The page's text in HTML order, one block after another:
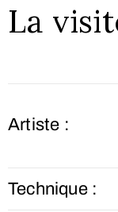
La
Artiste :
Technique :